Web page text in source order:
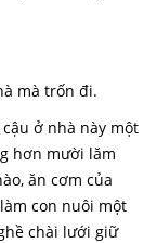
mà trốn đi.
ở nhà này một
hơn mười lăm
ăn cơm của
con nuôi một
chài lưới giữ